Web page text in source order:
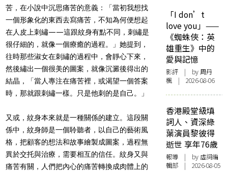
苦，在小說中沉思痛苦的意義：「當初我想找
一個形象化的東西去寫痛苦，不知為何便想起
在人皮上刺繡——這跟紋身有點不同，刺繡是
很仔細的，就像一個療癒的過程。」她提到，
往時那些淑女在刺繡的過程中，會靜心下來，
然後繡出一個很美的圖案，就像沉澱後得出的
結晶，「當人專注在痛苦裡，或渴望一個答案
時，那就跟刺繡一樣。只是他刺的是自己。」
又或，紋身本來就是一種關係的建立。這段關
係中，紋身師是一個聆聽者，以自己的藝術風
格，把顧客的想法和故事繪製成圖案，過程無
異於交托與治療，需要相互的信任。紋身又與
痛苦有關，人們把內心的痛苦轉換成肉體上的
「I don’t
love you」——
《蜘蛛俠：英
雄重生》中的
愛與記憶
影評 | by周丹
楓 | 2026-08-06
香港殿堂級填
詞人、資深綠
葉演員黎彼得
逝世 享年76歲
報導 | by 虛詞編
輯部 | 2026-08-05